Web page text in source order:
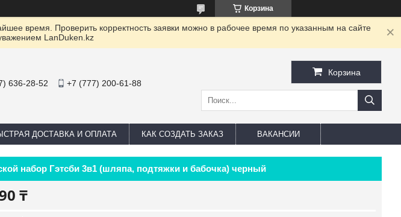
Корзина
время. Проверить корректность заявки можно в рабочее время по указанным на сайте
LanDuken.kz
636-28-52 +7 (777) 200-61-88
Корзина
ДОСТАВКА И ОПЛАТА КАК СОЗДАТЬ ЗАКАЗ ВАКАНСИИ
набор Гэтсби 3в1 (шляпа, подтяжки и бабочка) черный
₸